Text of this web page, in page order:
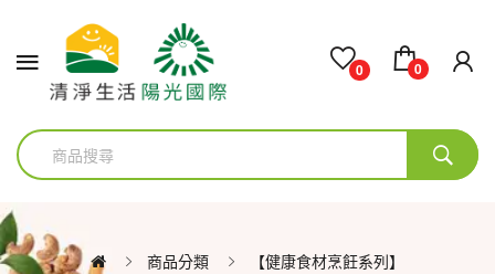
0 0
商品分類
【健康食材烹飪系列】